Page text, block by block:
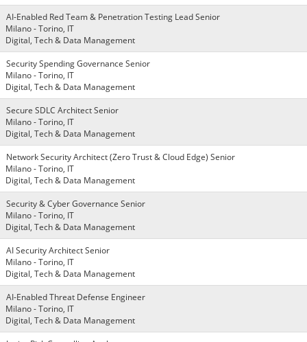
AI-Enabled Red Team & Penetration Testing Lead Senior
Milano - Torino, IT
Digital, Tech & Data Management
Security Spending Governance Senior
Milano - Torino, IT
Digital, Tech & Data Management
Secure SDLC Architect Senior
Milano - Torino, IT
Digital, Tech & Data Management
Network Security Architect (Zero Trust & Cloud Edge) Senior
Milano - Torino, IT
Digital, Tech & Data Management
Security & Cyber Governance Senior
Milano - Torino, IT
Digital, Tech & Data Management
AI Security Architect Senior
Milano - Torino, IT
Digital, Tech & Data Management
AI-Enabled Threat Defense Engineer
Milano - Torino, IT
Digital, Tech & Data Management